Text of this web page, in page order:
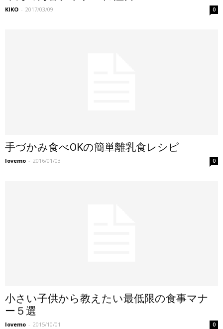
KIKO - 2017/03/09 0
手づかみ食べOKの簡単離乳食レシピ
lovemo - 2016/01/03 0
小さい子供から教えたい最低限の食事マナ
ー５選
lovemo - 2015/10/01 0